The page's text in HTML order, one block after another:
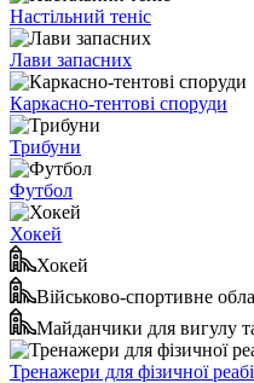
Настільний теніс
Лави запасних
Каркасно-тентові споруди
Трибуни
Футбол
Хокей
Хокей
Військово-спортивне
Майданчики для вигулу
Тренажери для фізичної